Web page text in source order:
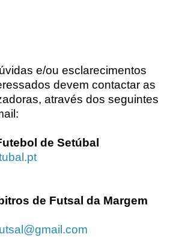
e/ou esclarecimentos
devem contactar as
através dos seguintes
de Setúbal
de Futsal da Margem